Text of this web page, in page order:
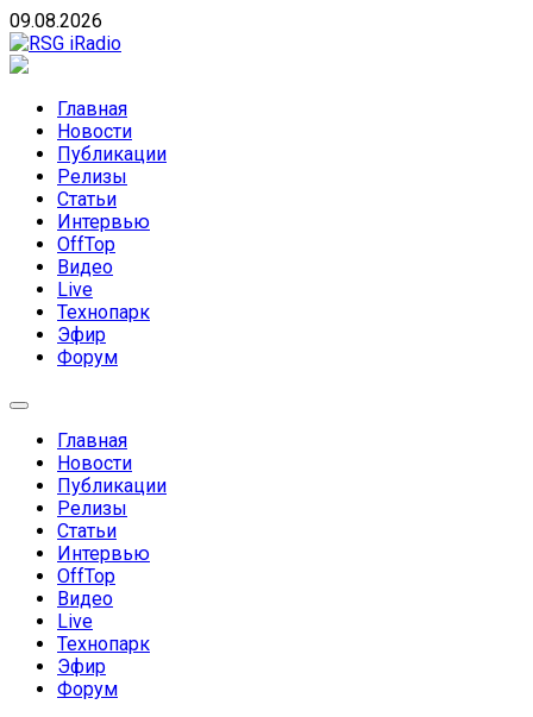
Skip
to
content
09.08.2026
направлений без возрастных ограничений
Главная
Новости
Публикации
Релизы
Статьи
Интервью
OffTop
Видео
Live
Технопарк
Эфир
Форум
Главная
Новости
Публикации
Релизы
Статьи
Интервью
OffTop
Видео
Live
Технопарк
Эфир
Форум